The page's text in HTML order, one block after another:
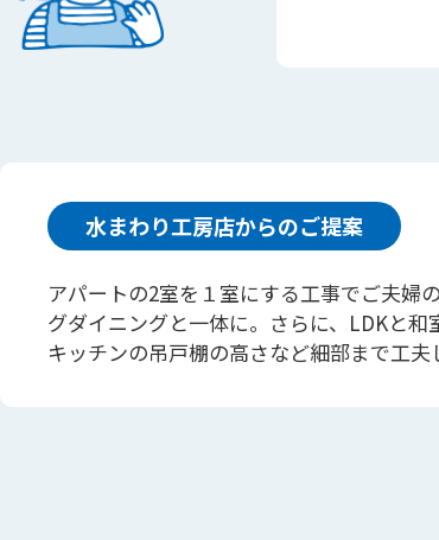
水まわり工房店からのご提案
アパートの2室を１室にする工事でご夫婦
グダイニングと一体に。さらに、LDKと和
キッチンの吊戸棚の高さなど細部まで工